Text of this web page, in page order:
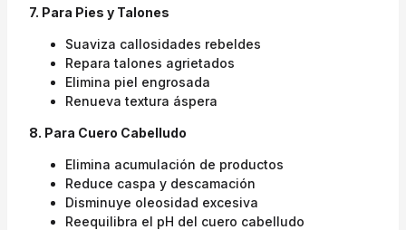
7. Para Pies y Talones
Suaviza callosidades rebeldes
Repara talones agrietados
Elimina piel engrosada
Renueva textura áspera
8. Para Cuero Cabelludo
Elimina acumulación de productos
Reduce caspa y descamación
Disminuye oleosidad excesiva
Reequilibra el pH del cuero cabelludo